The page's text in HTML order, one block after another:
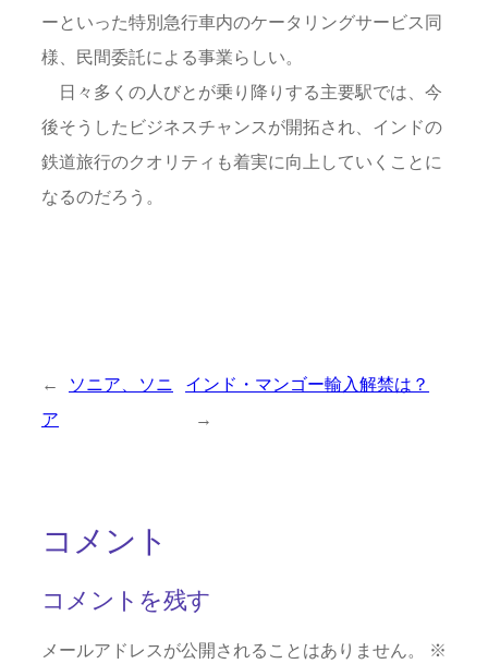
ーといった特別急行車内のケータリングサービス同
様、民間委託による事業らしい。
日々多くの人びとが乗り降りする主要駅では、今
後そうしたビジネスチャンスが開拓され、インドの
鉄道旅行のクオリティも着実に向上していくことに
なるのだろう。
←
ソニア、ソニ
ア
インド・マンゴー輸入解禁は？
→
コメント
コメントを残す
メールアドレスが公開されることはありません。
※